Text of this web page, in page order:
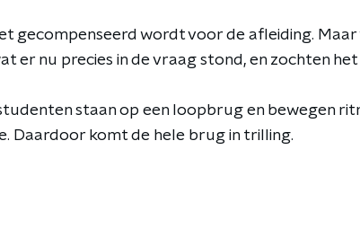
gecompenseerd wordt voor de afleiding. Maar
er nu precies in de vraag stond, en zochten het
staan op een loopbrug en bewegen
Daardoor komt de hele brug in trilling.